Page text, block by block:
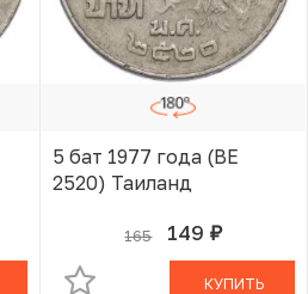
5 бат 1977 года (BE
2520) Таиланд
165 149 руб.
В КОРЗИНЕ
КУПИТЬ